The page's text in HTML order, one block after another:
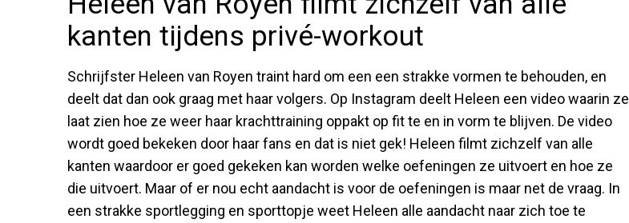
kanten tijdens privé-workout
Schrijfster Heleen van Royen traint hard om een een strakke vormen te behouden, en
deelt dat dan ook graag met haar volgers. Op Instagram deelt Heleen een video waarin ze
laat zien hoe ze weer haar krachttraining oppakt op fit te en in vorm te blijven. De video
wordt goed bekeken door haar fans en dat is niet gek! Heleen filmt zichzelf van alle
kanten waardoor er goed gekeken kan worden welke oefeningen ze uitvoert en hoe ze
die uitvoert. Maar of er nou echt aandacht is voor de oefeningen is maar net de vraag. In
een strakke sportlegging en sporttopje weet Heleen alle aandacht naar zich toe te